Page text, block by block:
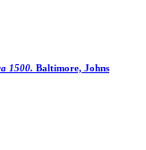
1500. Baltimore, Johns